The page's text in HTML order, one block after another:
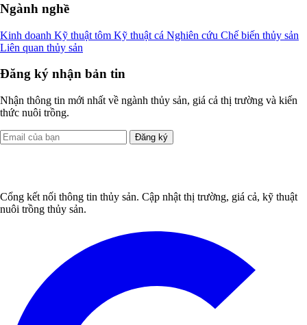
Ngành nghề
Kinh doanh Kỹ thuật tôm Kỹ thuật cá Nghiên cứu Chế biến thủy sản
Liên quan thủy sản
Đăng ký nhận bản tin
Nhận thông tin mới nhất về ngành thủy sản, giá cả thị trường và kiến
thức nuôi trồng.
Đăng ký
Cổng kết nối thông tin thủy sản. Cập nhật thị trường, giá cả, kỹ thuật
nuôi trồng thủy sản.